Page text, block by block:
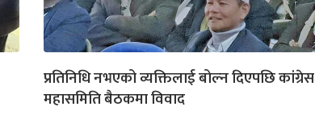
प्रतिनिधि नभएको व्यक्तिलाई बोल्न दिएपछि कांग्रेस
महासमिति बैठकमा विवाद